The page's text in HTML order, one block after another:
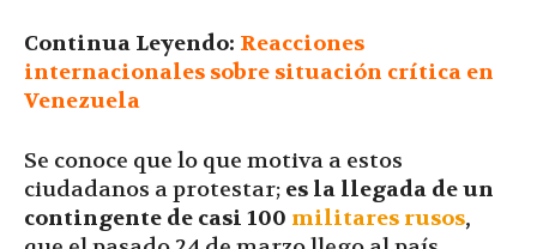
Continua Leyendo: Reacciones
internacionales sobre situación crítica en
Venezuela
Se conoce que lo que motiva a estos
ciudadanos a protestar; es la llegada de un
contingente de casi 100 militares rusos,